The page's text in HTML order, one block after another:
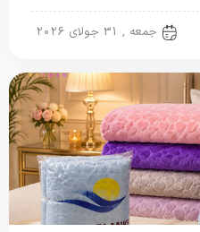
جمعه , 31 جولای 2026